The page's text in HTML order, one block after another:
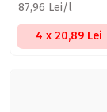
87,96 Lei/l
4 x 20,89 Lei